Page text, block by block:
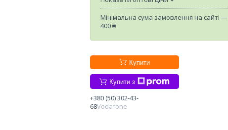
Мінімальна сума замовлення на сайті —
400 ₴
Купити
Купити з
+380 (50) 302-43-
68Vodafone